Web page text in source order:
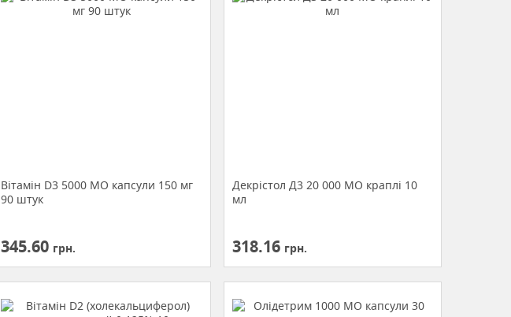
Вітамін D3 5000 МО капсули 150 мг
90 штук
345.60 грн.
Декрістол Д3 20 000 МО краплі 10
мл
318.16 грн.